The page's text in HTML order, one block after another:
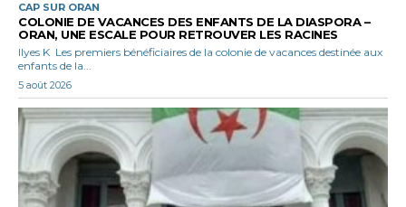
CAP SUR ORAN
COLONIE DE VACANCES DES ENFANTS DE LA DIASPORA –
ORAN, UNE ESCALE POUR RETROUVER LES RACINES
Ilyes K Les premiers bénéficiaires de la colonie de vacances destinée aux
enfants de la...
5 août 2026